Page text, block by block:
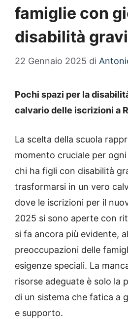
famiglie con
disabilità gravi
22 Gennaio 2025 di
Pochi spazi per la
calvario delle iscrizioni a
La scelta della scuola
momento cruciale per
chi ha figli con disabilità
trasformarsi in un vero
dove le iscrizioni per il
2025 si sono aperte con
si fa ancora più evidente,
preoccupazioni delle
esigenze speciali. La
risorse adeguate è solo la
di un sistema che fatica a
e supporto.